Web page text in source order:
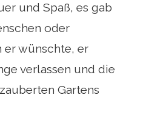
und Spaß, es gab
oder
er wünschte, er
verlassen und die
Gartens